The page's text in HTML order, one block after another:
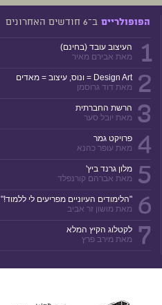
הפופולריים ב־6 חודשים האחרונים
1
העיצוב עובד (בחינם)
מאת אבירם מאיר
2
Design Art = ונוס, עיצוב = מאדים
מאת דוד גרוסמן
3
הרשת החברתית
מאת יובל סער
4
פרויקט גמר
מאת עופר כהנא
5
מלון גרנד ביץ'
מאת אברהם קורנפלד
6
"הלימודים העיוניים מפריעים לי ללמוד!"
מאת מושון זר אביב
7
לקטלוג הקיץ המלא
מאת מירב פרץ